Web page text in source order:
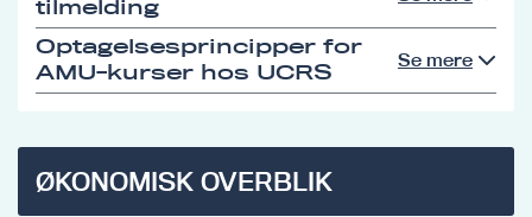
tilmelding
Optagelsesprincipper for
AMU-kurser hos UCRS
Se mere
ØKONOMISK OVERBLIK